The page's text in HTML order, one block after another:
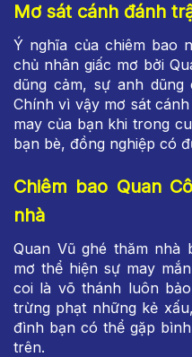
Mơ sát cánh đánh
Ý nghĩa của chiêm bao
chủ nhân giấc mơ bởi
dũng cảm, sự anh
Chính vì vậy mơ sát
may của bạn khi trong
bạn bè, đồng nghiệp có
Chiêm bao Quan
nhà
Quan Vũ ghé thăm nhà
mơ thể hiện sự may
coi là võ thánh luôn
trừng phạt những kẻ
đình bạn có thể gặp
trên.